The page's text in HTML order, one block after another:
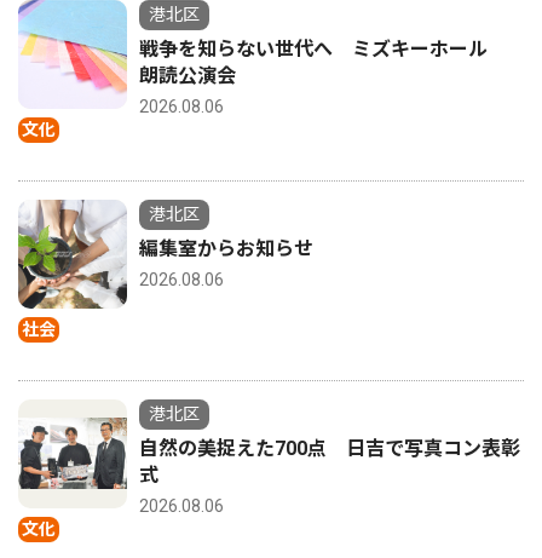
文化
港北区
戦争を知らない世代へ ミズキーホール
朗読公演会
2026.08.06
社会
港北区
編集室からお知らせ
2026.08.06
文化
港北区
自然の美捉えた700点 日吉で写真コン表彰
式
2026.08.06